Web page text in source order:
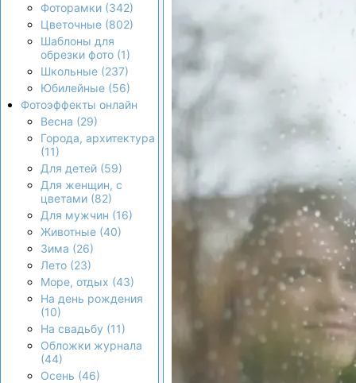
Фоторамки (342)
Цветочные (802)
Шаблоны для
обрезки фото (1)
Школьные (237)
Юбилейные (56)
Фотоэффекты онлайн
Весна (29)
Города, архитектура
(11)
Для детей (59)
Для женщин, с
цветами (82)
Для мужчин (16)
Животные (40)
Зима (26)
Лето (23)
Море, отдых (43)
На день рождения
(10)
На свадьбу (11)
Обложки журнала
(44)
Осень (46)